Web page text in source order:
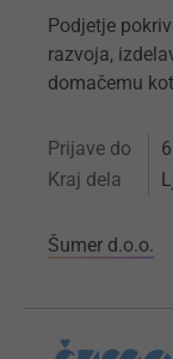
Podjetje
razvoja,
domačemu
Prijave do
Kraj dela
Šumer d.o.o.